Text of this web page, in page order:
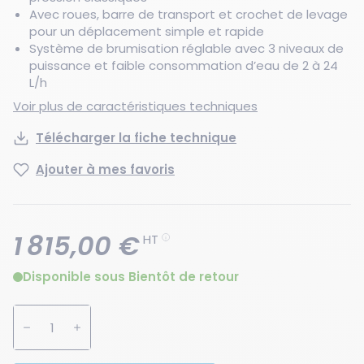
Avec roues, barre de transport et crochet de levage
pour un déplacement simple et rapide
Système de brumisation réglable avec 3 niveaux de
puissance et faible consommation d’eau de 2 à 24
L/h
Voir plus de caractéristiques techniques
Télécharger la fiche technique
Ajouter à mes favoris
1 815,00 €HT
Disponible sous Bientôt de retour
Augmenter la quantité